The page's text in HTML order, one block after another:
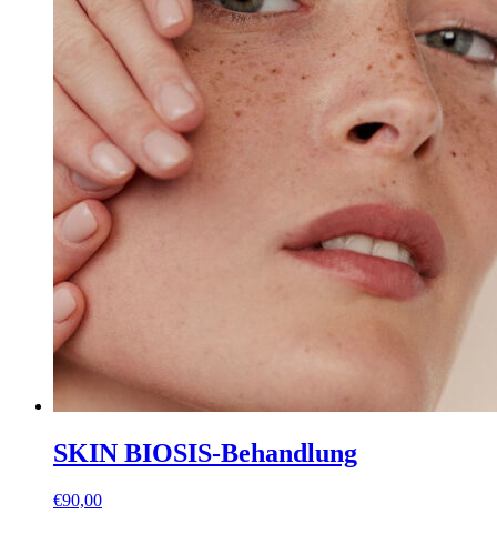
SKIN BIOSIS-Behandlung
€90,00